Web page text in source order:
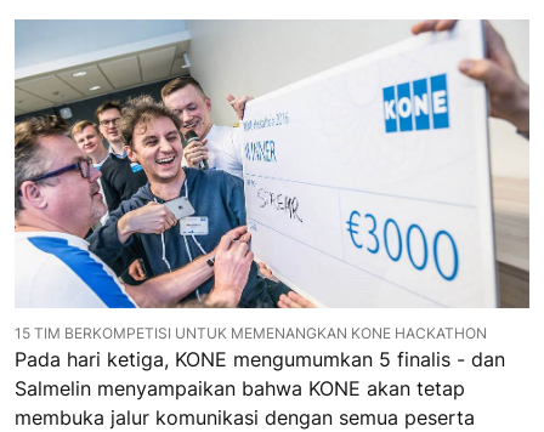
15 TIM BERKOMPETISI UNTUK MEMENANGKAN KONE HACKATHON
Pada hari ketiga, KONE mengumumkan 5 finalis - dan
Salmelin menyampaikan bahwa KONE akan tetap
membuka jalur komunikasi dengan semua peserta